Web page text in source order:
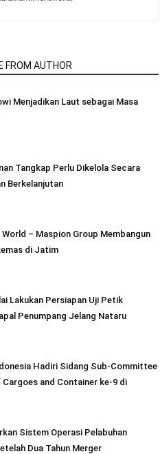
FROM AUTHOR
Menjadikan Laut sebagai Masa
Tangkap Perlu Dikelola Secara
Berkelanjutan
– Maspion Group Membangun
di Jatim
Lakukan Persiapan Uji Petik
Penumpang Jelang Nataru
Hadiri Sidang Sub-Committee
and Container ke-9 di
Sistem Operasi Pelabuhan
Dua Tahun Merger